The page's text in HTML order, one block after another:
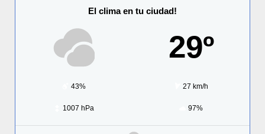
El clima en tu ciudad!
29º
43% 27 km/h
1007 hPa 97%